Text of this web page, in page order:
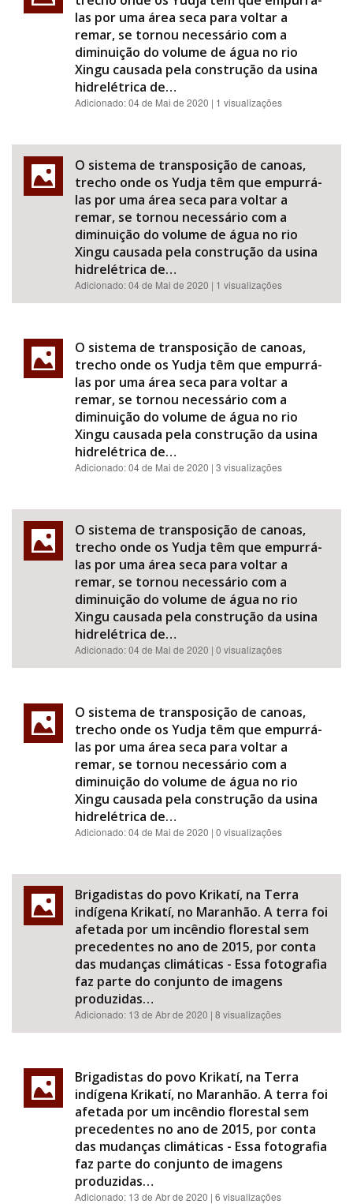
las por uma área seca para voltar a
remar, se tornou necessário com a
diminuição do volume de água no rio
Xingu causada pela construção da usina
hidrelétrica de…
Adicionado:04 de Mai de 2020 | 1 visualizações
O sistema de transposição de canoas,
trecho onde os Yudja têm que empurrá-
las por uma área seca para voltar a
remar, se tornou necessário com a
diminuição do volume de água no rio
Xingu causada pela construção da usina
hidrelétrica de…
Adicionado:04 de Mai de 2020 | 1 visualizações
O sistema de transposição de canoas,
trecho onde os Yudja têm que empurrá-
las por uma área seca para voltar a
remar, se tornou necessário com a
diminuição do volume de água no rio
Xingu causada pela construção da usina
hidrelétrica de…
Adicionado:04 de Mai de 2020 | 3 visualizações
O sistema de transposição de canoas,
trecho onde os Yudja têm que empurrá-
las por uma área seca para voltar a
remar, se tornou necessário com a
diminuição do volume de água no rio
Xingu causada pela construção da usina
hidrelétrica de…
Adicionado:04 de Mai de 2020 | 0 visualizações
O sistema de transposição de canoas,
trecho onde os Yudja têm que empurrá-
las por uma área seca para voltar a
remar, se tornou necessário com a
diminuição do volume de água no rio
Xingu causada pela construção da usina
hidrelétrica de…
Adicionado:04 de Mai de 2020 | 0 visualizações
Brigadistas do povo Krikatí, na Terra
indígena Krikatí, no Maranhão. A terra foi
afetada por um incêndio florestal sem
precedentes no ano de 2015, por conta
das mudanças climáticas - Essa fotografia
faz parte do conjunto de imagens
produzidas…
Adicionado: 13 de Abr de 2020 | 8 visualizações
Brigadistas do povo Krikatí, na Terra
indígena Krikatí, no Maranhão. A terra foi
afetada por um incêndio florestal sem
precedentes no ano de 2015, por conta
das mudanças climáticas - Essa fotografia
faz parte do conjunto de imagens
produzidas…
Adicionado: 13 de Abr de 2020 | 6 visualizações